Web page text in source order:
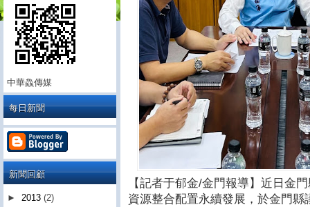
【記者于郁金/金門報導】近日金
資源整合配置永續發展，於金門
中華鱻傳媒
每日新聞
新聞回顧
► 2013 (2)